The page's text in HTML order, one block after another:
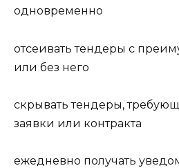
одновременно
отсеивать тендеры с
или без него
скрывать тендеры,
заявки или контракта
ежедневно получать